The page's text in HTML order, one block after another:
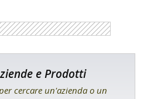
e Prodotti
cercare un'azienda o un